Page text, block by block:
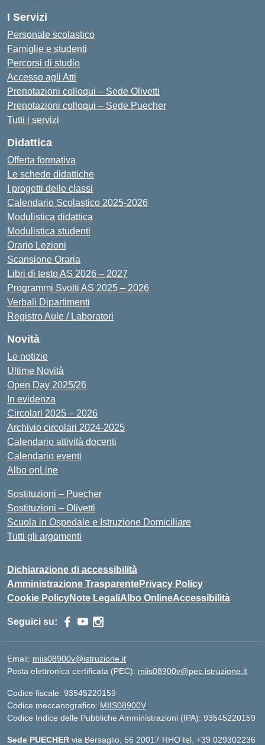
I Servizi
Personale scolastico
Famiglie e studenti
Percorsi di studio
Accesso agli Atti
Prenotazioni colloqui – Sede Olivetti
Prenotazioni colloqui – Sede Puecher
Tutti i servizi
Didattica
Offerta formativa
Le schede didattiche
I progetti delle classi
Calendario Scolastico 2025-2026
Modulistica didattica
Modulistica studenti
Orario Lezioni
Scansione Oraria
Libri di testo AS 2026 – 2027
Programmi Svolti AS 2025 – 2026
Verbali Dipartimenti
Registro Aule / Laboratori
Novità
Le notizie
Ultime Novità
Open Day 2025/26
In evidenza
Circolari 2025 – 2026
Archivio circolari 2024-2025
Calendario attività docenti
Calendario eventi
Albo onLine
Sostituzioni – Puecher
Sostituzioni – Olivetti
Scuola in Ospedale e Istruzione Domiciliare
Tutti gli argomenti
Dichiarazione di accessibilità
Amministrazione TrasparentePrivacy Policy
Cookie PolicyNote LegaliAlbo OnlineAccessibilità
Seguici su:
Email: miis08900v@istruzione.it
Posta elettronica certificata (PEC): miis08900v@pec.istruzione.it
Codice fiscale: 93545220159
Codice meccanografico: MIIS08900V
Codice Indice delle Pubbliche Amministrazioni (IPA): 93545220159
Sede PUECHER via Bersaglio, 56 20017 RHO tel. +39 029302236